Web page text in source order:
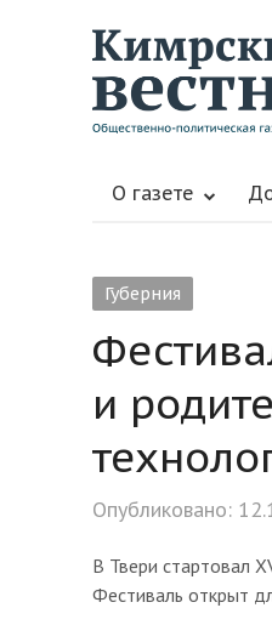
О газете
Губерния
и
Опубликовано:
В Твери стартовал
Фестиваль открыт